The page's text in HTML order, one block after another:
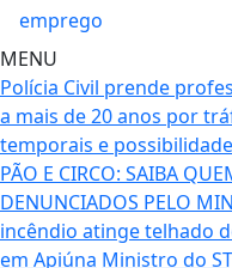
emprego
MENU
Polícia Civil prende
a mais de 20 anos por
temporais e
PÃO E CIRCO: SAIBA
DENUNCIADOS PELO
incêndio atinge telhado
em Apiúna Ministro do